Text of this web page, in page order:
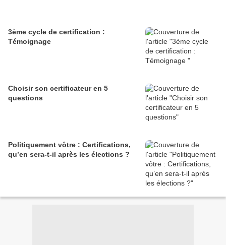
3ème cycle de certification :
Témoignage
Choisir son certificateur en 5
questions
Politiquement vôtre : Certifications,
qu’en sera-t-il après les élections ?